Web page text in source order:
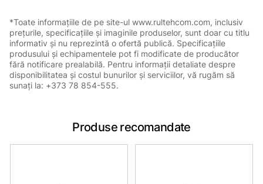
*Toate informațiile de pe site-ul www.rultehcom.com, inclusiv
prețurile, specificațiile și imaginile produselor, sunt doar cu titlu
informativ și nu reprezintă o ofertă publică. Specificațiile
produsului și echipamentele pot fi modificate de producător
fără notificare prealabilă. Pentru informații detaliate despre
disponibilitatea și costul bunurilor și serviciilor, vă rugăm să
sunați la: +373 78 854-555.
Produse recomandate